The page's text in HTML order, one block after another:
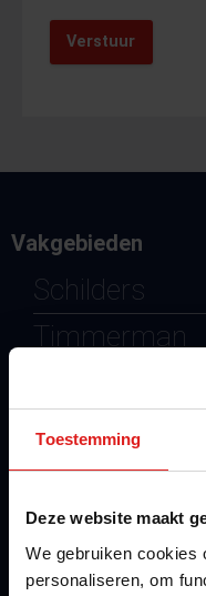
Toestemming
Deze website maakt
We gebruiken cookies
personaliseren, om
Verstuur
Vakgebieden
Schilders
Timmerman
Techniek
Metaal
Infra